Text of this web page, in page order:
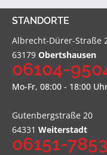
STANDORTE
Albrecht-Dürer-Straße
63179 Obertshausen
06104-
Mo-Fr, 08:00 - 18:00
Gutenbergstraße 20
64331 Weiterstadt
06151-